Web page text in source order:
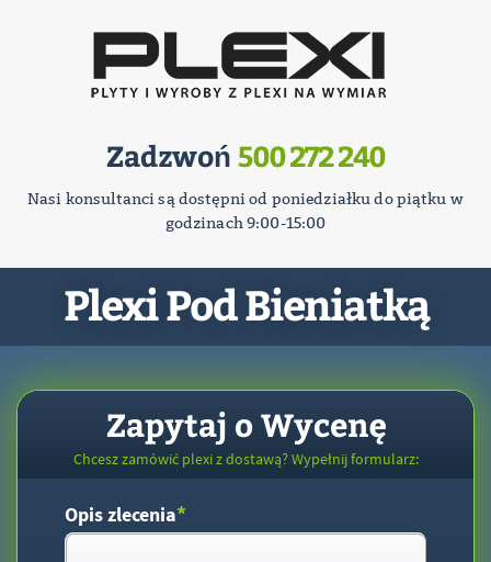
Zadzwoń 500 272 240
Nasi konsultanci są dostępni od poniedziałku do piątku w
godzinach 9:00-15:00
Plexi Pod Bieniatką
Zapytaj o Wycenę
Chcesz zamówić plexi z dostawą? Wypełnij formularz:
Opis zlecenia*